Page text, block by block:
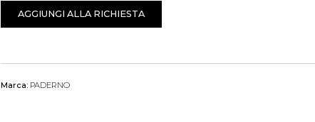
AGGIUNGI ALLA RICHIESTA
Marca: PADERNO